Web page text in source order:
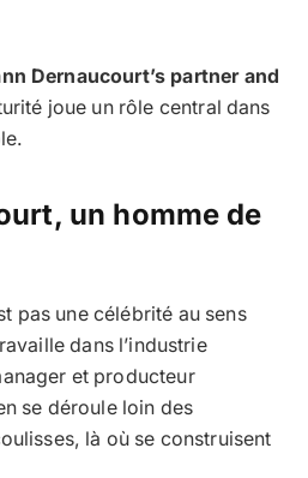
Dernaucourt’s partner and
joue un rôle central dans
un homme de
pas une célébrité au sens
dans l’industrie
et producteur
se déroule loin des
là où se construisent